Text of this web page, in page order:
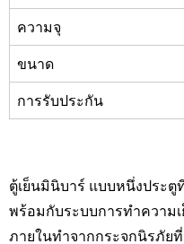
ความจุ
ขนาด
การรับประกัน
ตู้เย็นมินิบาร์ แบบหนึ่งประตู
พร้อมกับระบบการทำความ
ภายในทำจากกระจกนิรภัย